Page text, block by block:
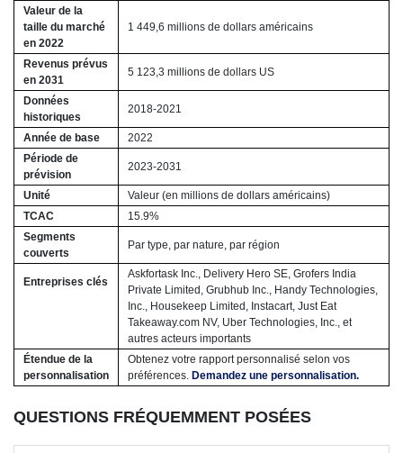
Valeur de la
taille du marché
en 2022
1 449,6 millions de dollars américains
Revenus prévus
en 2031
5 123,3 millions de dollars US
Données
historiques
2018-2021
Année de base
2022
Période de
prévision
2023-2031
Unité
Valeur (en millions de dollars américains)
TCAC
15.9%
Segments
couverts
Par type, par nature, par région
Entreprises clés
Askfortask Inc., Delivery Hero SE, Grofers India
Private Limited, Grubhub Inc., Handy Technologies,
Inc., Housekeep Limited, Instacart, Just Eat
Takeaway.com NV, Uber Technologies, Inc., et
autres acteurs importants
Étendue de la
personnalisation
Obtenez votre rapport personnalisé selon vos
préférences. Demandez une personnalisation.
QUESTIONS FRÉQUEMMENT POSÉES